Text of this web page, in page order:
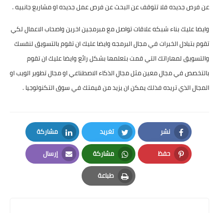
عن فرص جديده فلا تتوقف عن البحث عن فرص عمل جديده او مشاريع جانبيه .
وايضا عليك بناء شبكه علاقات تواصل مع مبرمجين اخرين واصحاب الاعمال لكي
تقوم بتبادل الخبرات في مجال البرمجه وايضا عليك ان تقوم بالتسويق لنفسك
والتسويق لمهاراتك التي قمت بتعلمها بشكل رائع وايضا عليك ان تقوم
بالتخصص في مجال معين مثل مجال الذكاء الاصطناعي او مجال تطوير الويب او
المجال الذي تريده فذلك يمكن ان يزيد من قيمتك في سوق التكنولوجيا .
نشر
Facebook
تغريد
Twitter
مشاركة
LinkedIn
حفظ
Pinterest
مشاركة
Whatsapp
إرسال
Email
طباعة
Print